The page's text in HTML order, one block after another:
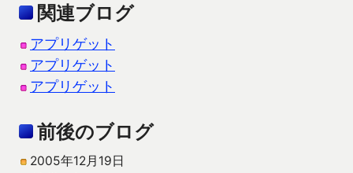
関連ブログ
アプリゲット
アプリゲット
アプリゲット
前後のブログ
2005年12月19日